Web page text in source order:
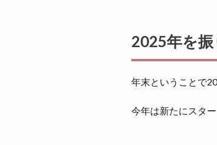
2025年を
年末ということで
今年は新たにスタ